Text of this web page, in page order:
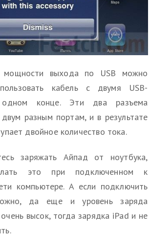
выхода по USB можно
кабель с двумя USB-
конце. Эти два разъема
разным портам, и в результате
двойное количество тока.
заряжать Айпад от ноутбука,
это при подключенном к
компьютере. А если подключить
да еще и уровень заряда
высок, тогда зарядка iPad и не